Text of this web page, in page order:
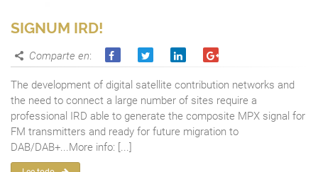
SIGNUM IRD!
Comparte en:
The development of digital satellite contribution networks and
the need to connect a large number of sites require a
professional IRD able to generate the composite MPX signal for
FM transmitters and ready for future migration to
DAB/DAB+...More info: [...]